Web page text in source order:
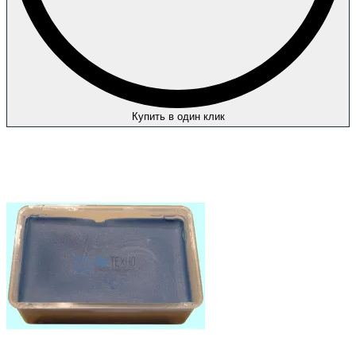
Купить в один клик